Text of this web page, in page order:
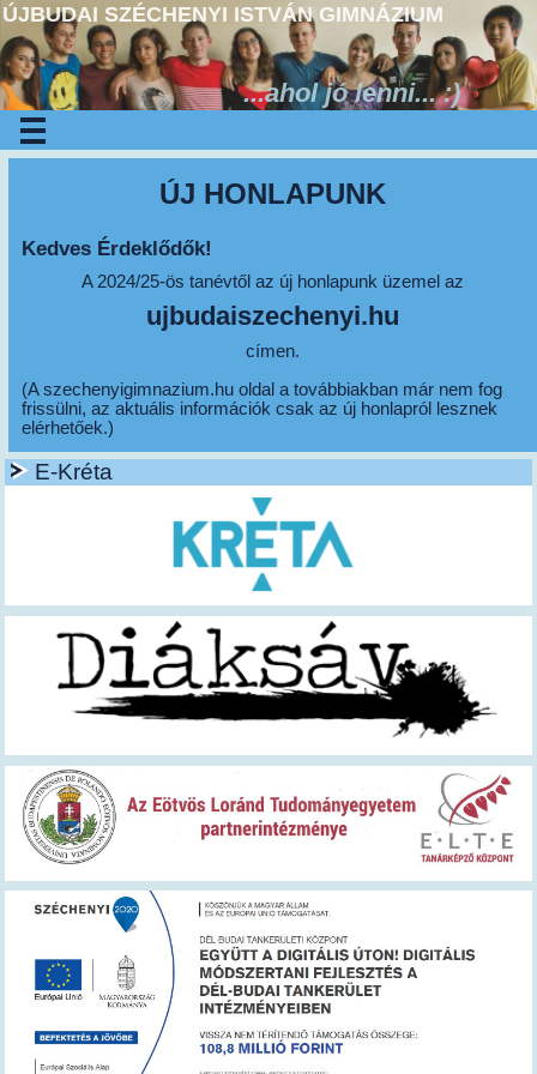
ÚJBUDAI SZÉCHENYI ISTVÁN GIMNÁZIUM
...ahol jó lenni... :)
ÚJ HONLAPUNK
Kedves Érdeklődők!
A 2024/25-ös tanévtől az új honlapunk üzemel az
ujbudaiszechenyi.hu
címen.
(A szechenyigimnazium.hu oldal a továbbiakban már nem fog
frissülni, az aktuális információk csak az új honlapról lesznek
elérhetőek.)
E-Kréta